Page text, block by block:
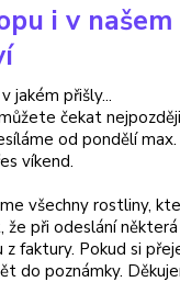
- 1 ks
- 1
řez
i v našem
jakém přišly...
čekat
od pondělí
víkend.
všechny rostliny,
při odeslání některá
faktury. Pokud si
do poznámky.